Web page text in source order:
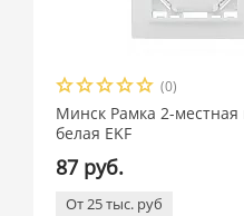
(0)
Минск Рамка 2-местная
белая EKF
87 руб.
От 25 тыс. руб